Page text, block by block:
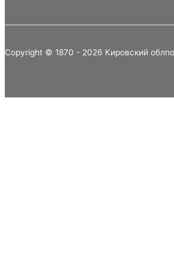
Copyright © 1870 - 2026 Кировский